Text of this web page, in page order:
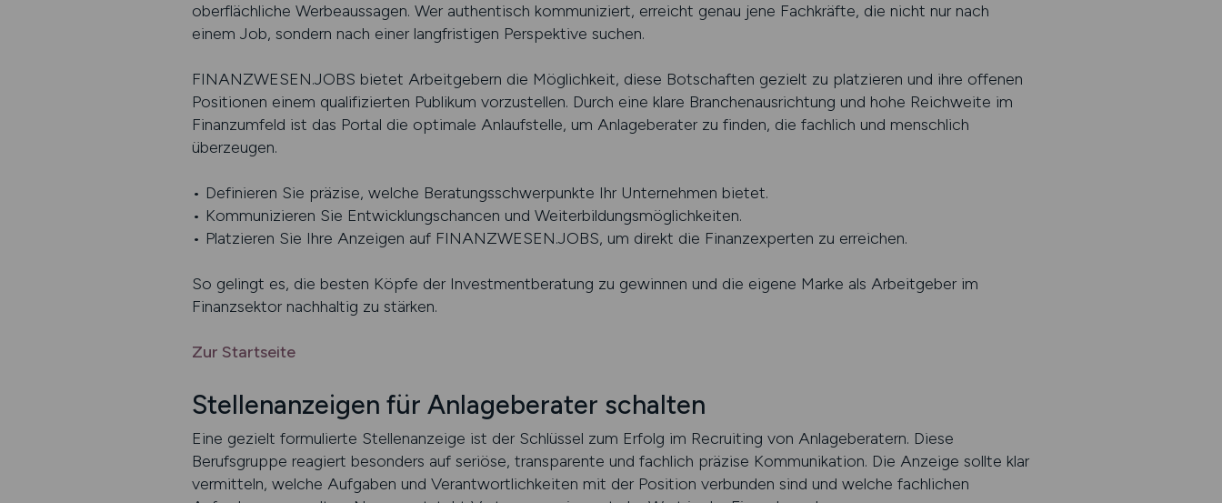
oberflächliche Werbeaussagen. Wer authentisch kommuniziert, erreicht genau jene Fachkräfte, die nicht nur nach
einem Job, sondern nach einer langfristigen Perspektive suchen.
FINANZWESEN.JOBS bietet Arbeitgebern die Möglichkeit, diese Botschaften gezielt zu platzieren und ihre offenen
Positionen einem qualifizierten Publikum vorzustellen. Durch eine klare Branchenausrichtung und hohe Reichweite im
Finanzumfeld ist das Portal die optimale Anlaufstelle, um Anlageberater zu finden, die fachlich und menschlich
überzeugen.
• Definieren Sie präzise, welche Beratungsschwerpunkte Ihr Unternehmen bietet.
• Kommunizieren Sie Entwicklungschancen und Weiterbildungsmöglichkeiten.
• Platzieren Sie Ihre Anzeigen auf FINANZWESEN.JOBS, um direkt die Finanzexperten zu erreichen.
So gelingt es, die besten Köpfe der Investmentberatung zu gewinnen und die eigene Marke als Arbeitgeber im
Finanzsektor nachhaltig zu stärken.
Zur Startseite
Stellenanzeigen für Anlageberater schalten
Eine gezielt formulierte Stellenanzeige ist der Schlüssel zum Erfolg im Recruiting von Anlageberatern. Diese
Berufsgruppe reagiert besonders auf seriöse, transparente und fachlich präzise Kommunikation. Die Anzeige sollte klar
vermitteln, welche Aufgaben und Verantwortlichkeiten mit der Position verbunden sind und welche fachlichen